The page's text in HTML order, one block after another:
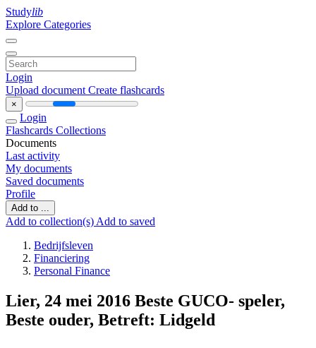
Studylib
Explore Categories
Login
Upload document Create flashcards
×
Login
Flashcards Collections
Documents
Last activity
My documents
Saved documents
Profile
Add to ...
Add to collection(s) Add to saved
Bedrijfsleven
Financiering
Personal Finance
Lier, 24 mei 2016 Beste GUCO- speler,
Beste ouder, Betreft: Lidgeld